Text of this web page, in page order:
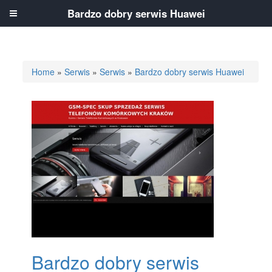
Home »Serwis »Serwis » Bardzo dobry serwis Huawei
Bardzo dobry serwis
Bardzo dobry serwis Huawei